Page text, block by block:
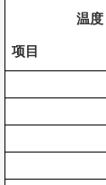
温度
项目